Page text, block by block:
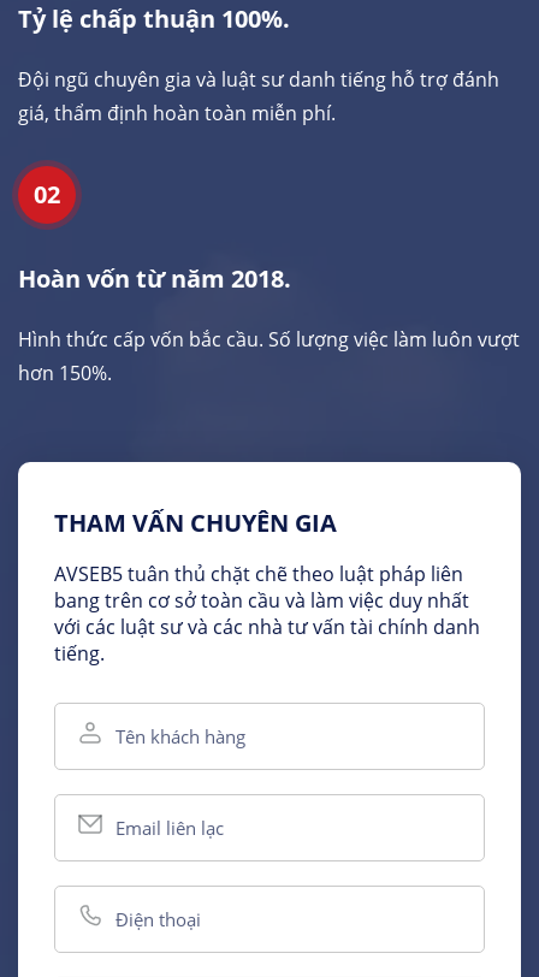
THAM VẤN CHUYÊN GIA
AVSEB5 tuân thủ chặt chẽ theo luật pháp liên
bang trên cơ sở toàn cầu và làm việc duy nhất
với các luật sư và các nhà tư vấn tài chính danh
tiếng.
Tỷ lệ chấp thuận 100%.
Đội ngũ chuyên gia và luật sư danh tiếng hỗ trợ đánh
giá, thẩm định hoàn toàn miễn phí.
02
Hoàn vốn từ năm 2018.
Hình thức cấp vốn bắc cầu. Số lượng việc làm luôn vượt
hơn 150%.